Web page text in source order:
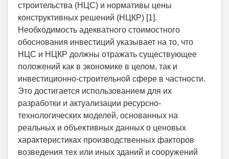
строительства (НЦС) и нормативы цены
конструктивных решений (НЦКР) [1].
Необходимость адекватного стоимостного
обоснования инвестиций указывает на то, что
НЦС и НЦКР должны отражать существующее
положений как в экономике в целом, так и
инвестиционно-строительной сфере в частности.
Это достигается использованием для их
разработки и актуализации ресурсно-
технологических моделей, основанных на
реальных и объективных данных о ценовых
характеристиках производственных факторов
возведения тех или иных зданий и сооружений